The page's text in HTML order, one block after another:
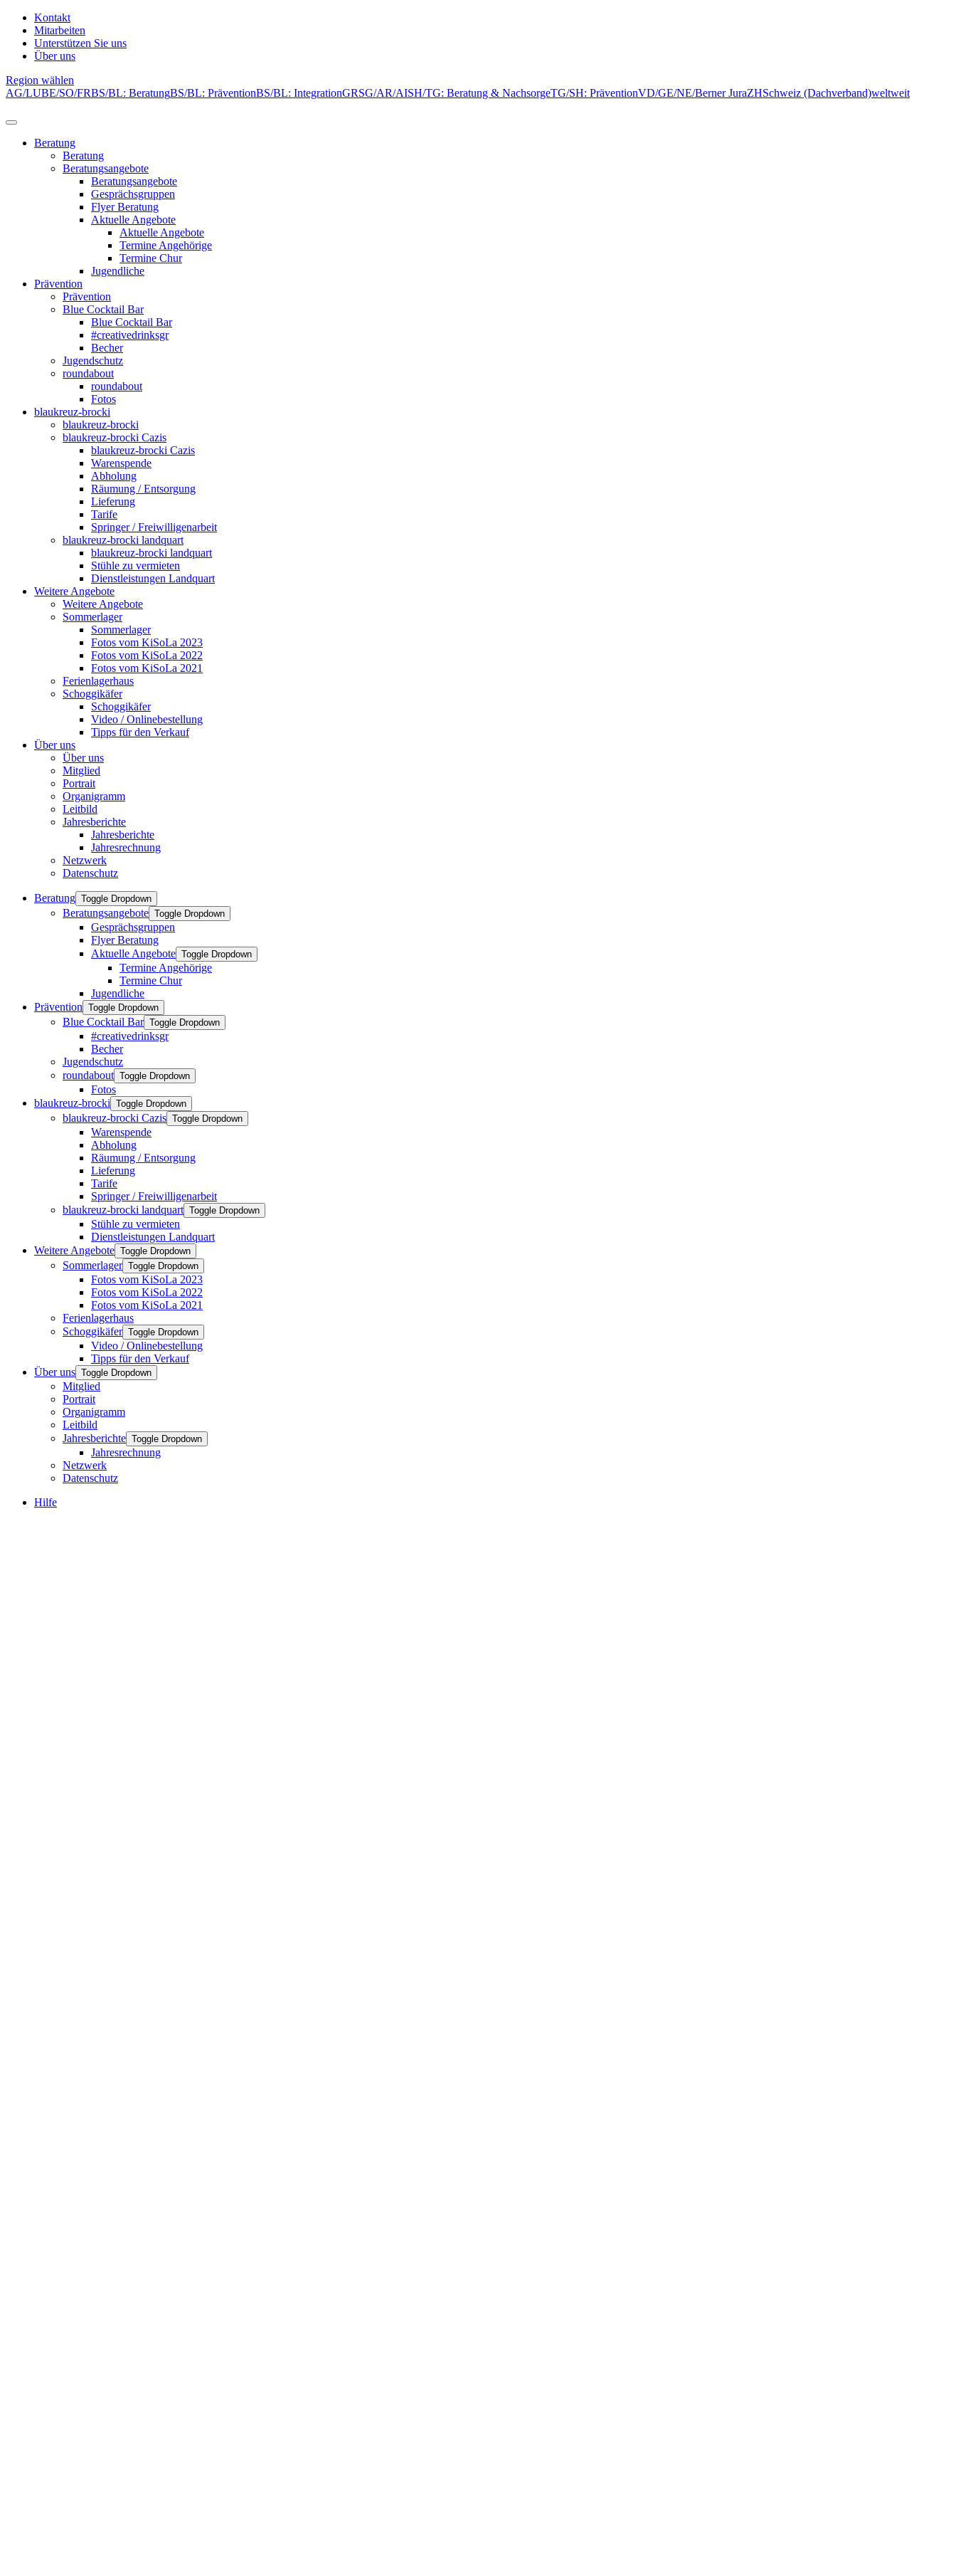
Kontakt
Mitarbeiten
Unterstützen Sie uns
Über uns
Region wählen
AG/LUBE/SO/FRBS/BL: BeratungBS/BL: PräventionBS/BL: IntegrationGRSG/AR/AISH/TG: Beratung & NachsorgeTG/SH: PräventionVD/GE/NE/Berner JuraZHSchweiz (Dachverband)weltweit
Beratung
Beratung
Beratungsangebote
Beratungsangebote
Gesprächsgruppen
Flyer Beratung
Aktuelle Angebote
Aktuelle Angebote
Termine Angehörige
Termine Chur
Jugendliche
Prävention
Prävention
Blue Cocktail Bar
Blue Cocktail Bar
#creativedrinksgr
Becher
Jugendschutz
roundabout
roundabout
Fotos
blaukreuz-brocki
blaukreuz-brocki
blaukreuz-brocki Cazis
blaukreuz-brocki Cazis
Warenspende
Abholung
Räumung / Entsorgung
Lieferung
Tarife
Springer / Freiwilligenarbeit
blaukreuz-brocki landquart
blaukreuz-brocki landquart
Stühle zu vermieten
Dienstleistungen Landquart
Weitere Angebote
Weitere Angebote
Sommerlager
Sommerlager
Fotos vom KiSoLa 2023
Fotos vom KiSoLa 2022
Fotos vom KiSoLa 2021
Ferienlagerhaus
Schoggikäfer
Schoggikäfer
Video / Onlinebestellung
Tipps für den Verkauf
Über uns
Über uns
Mitglied
Portrait
Organigramm
Leitbild
Jahresberichte
Jahresberichte
Jahresrechnung
Netzwerk
Datenschutz
Beratung Toggle Dropdown
Beratungsangebote Toggle Dropdown
Gesprächsgruppen
Flyer Beratung
Aktuelle Angebote Toggle Dropdown
Termine Angehörige
Termine Chur
Jugendliche
Prävention Toggle Dropdown
Blue Cocktail Bar Toggle Dropdown
#creativedrinksgr
Becher
Jugendschutz
roundabout Toggle Dropdown
Fotos
blaukreuz-brocki Toggle Dropdown
blaukreuz-brocki Cazis Toggle Dropdown
Warenspende
Abholung
Räumung / Entsorgung
Lieferung
Tarife
Springer / Freiwilligenarbeit
blaukreuz-brocki landquart Toggle Dropdown
Stühle zu vermieten
Dienstleistungen Landquart
Weitere Angebote Toggle Dropdown
Sommerlager Toggle Dropdown
Fotos vom KiSoLa 2023
Fotos vom KiSoLa 2022
Fotos vom KiSoLa 2021
Ferienlagerhaus
Schoggikäfer Toggle Dropdown
Video / Onlinebestellung
Tipps für den Verkauf
Über uns Toggle Dropdown
Mitglied
Portrait
Organigramm
Leitbild
Jahresberichte Toggle Dropdown
Jahresrechnung
Netzwerk
Datenschutz
Hilfe